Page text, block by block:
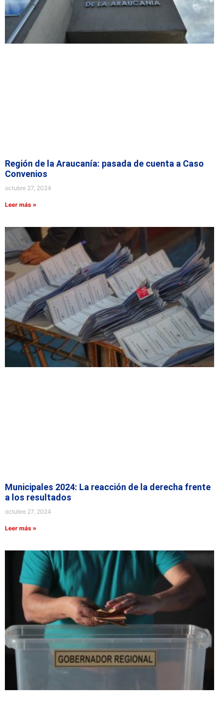
Región de la Araucanía: pasada de cuenta a Caso
Convenios
octubre 27, 2024
Leer más »
Municipales 2024: La reacción de la derecha frente
a los resultados
octubre 27, 2024
Leer más »